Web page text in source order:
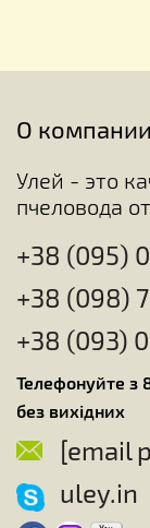
О компании
Улей - это
пчеловода
+38 (095)
+38 (098)
+38 (093)
Телефонуйте з
без вихідних
[email
uley.in